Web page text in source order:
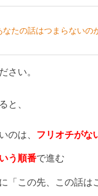
なたの話はつまらないの
さい。
と、
のは、 フリオチがな
う順番で進む
「この先、この話は